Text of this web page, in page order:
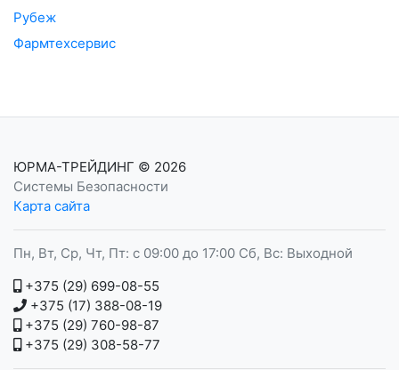
Рубеж
Фармтехсервис
ЮРМА-ТРЕЙДИНГ © 2026
Системы Безопасности
Карта сайта
Пн, Вт, Ср, Чт, Пт: с 09:00 до 17:00 Сб, Вс: Выходной
+375 (29) 699-08-55
+375 (17) 388-08-19
+375 (29) 760-98-87
+375 (29) 308-58-77